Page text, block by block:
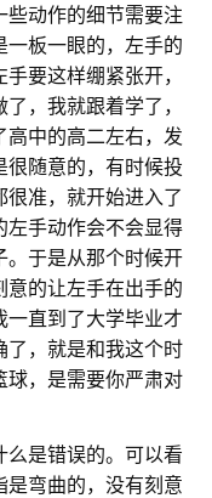
些动作的细节需要注
一板一眼的，左手的
要这样绷紧张开，
，我就跟着学了，
高中的高二左右，发
随意的，有时候投
准，就开始进入了
左手动作会不会显得
。于是从那个时候开
的让左手在出手的
一直到了大学毕业才
了，就是和我这个时
球，是需要你严肃对
是错误的。可以看
是弯曲的，没有刻意